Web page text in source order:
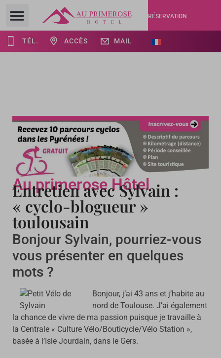
RÉSERVATION
TÉL. ACCÈS MAIL
Au primerose Hôtel
Entretien avec Sylvain :
« cyclo-blogueur »
toulousain
Bonjour Sylvain, pourriez-vous
vous présenter en quelques
mots ?
Bonjour, j’ai 43 ans et j’habite au
nord de Toulouse. J’ai également
la chance de vivre de ma passion puisque je travaille à
la Centrale « Culture Vélo/Bouticycle/Vélo Station »,
basée à l’Isle Jourdain, dans le Gers.